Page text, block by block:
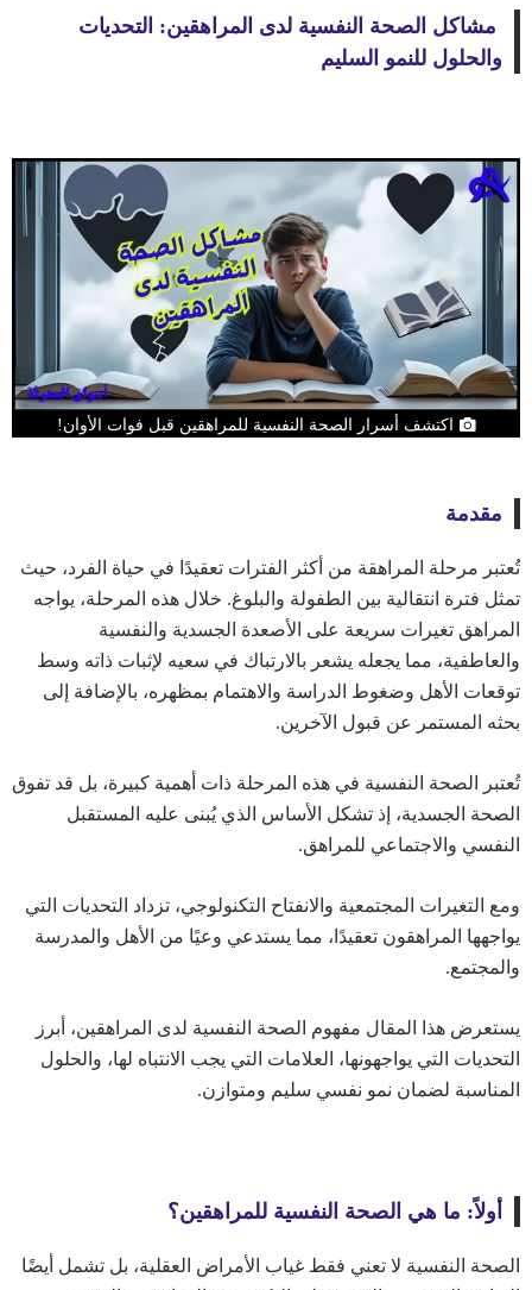
مشاكل الصحة النفسية لدى المراهقين: التحديات
والحلول للنمو السليم
اكتشف أسرار الصحة النفسية للمراهقين قبل فوات الأوان!
مقدمة
تُعتبر مرحلة المراهقة من أكثر الفترات تعقيدًا في حياة الفرد، حيث
تمثل فترة انتقالية بين الطفولة والبلوغ. خلال هذه المرحلة، يواجه
المراهق تغيرات سريعة على الأصعدة الجسدية والنفسية
والعاطفية، مما يجعله يشعر بالارتباك في سعيه لإثبات ذاته وسط
توقعات الأهل وضغوط الدراسة والاهتمام بمظهره، بالإضافة إلى
بحثه المستمر عن قبول الآخرين.
تُعتبر الصحة النفسية في هذه المرحلة ذات أهمية كبيرة، بل قد تفوق
الصحة الجسدية، إذ تشكل الأساس الذي يُبنى عليه المستقبل
النفسي والاجتماعي للمراهق.
ومع التغيرات المجتمعية والانفتاح التكنولوجي، تزداد التحديات التي
يواجهها المراهقون تعقيدًا، مما يستدعي وعيًا من الأهل والمدرسة
والمجتمع.
يستعرض هذا المقال مفهوم الصحة النفسية لدى المراهقين، أبرز
التحديات التي يواجهونها، العلامات التي يجب الانتباه لها، والحلول
المناسبة لضمان نمو نفسي سليم ومتوازن.
أولاً: ما هي الصحة النفسية للمراهقين؟
الصحة النفسية لا تعني فقط غياب الأمراض العقلية، بل تشمل أيضًا